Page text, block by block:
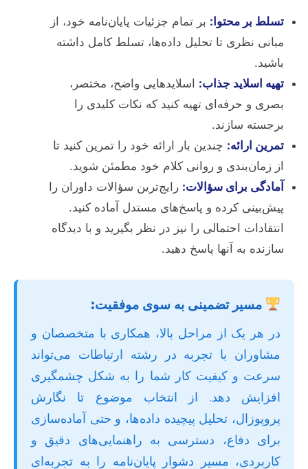
تسلط بر محتوا: بر تمام جزئیات پایان‌نامه خود، از
مبانی نظری تا تحلیل داده‌ها، تسلط کامل داشته
باشید.
تهیه اسلاید جذاب: اسلایدهایی واضح، مختصر،
بصری و حرفه‌ای تهیه کنید که نکات کلیدی را
برجسته سازند.
تمرین ارائه: چندین بار ارائه خود را تمرین کنید تا
از زمان‌بندی و روانی کلام خود مطمئن شوید.
آمادگی برای سؤالات: رایج‌ترین سؤالات داوران را
پیش‌بینی کرده و پاسخ‌های مستدل آماده کنید.
انتقادات احتمالی را نیز در نظر بگیرید و با دیدگاه
سازنده به آنها پاسخ دهید.
مسیر تضمینی به سوی موفقیت:
در هر یک از مراحل بالا، همکاری با متخصصان و
مشاوران با تجربه در رشته ارتباطات می‌تواند
سرعت و کیفیت کار شما را به شکل چشمگیری
افزایش دهد. از انتخاب موضوع تا نگارش
پروپوزال، تحلیل پیچیده داده‌ها، و حتی آماده‌سازی
برای دفاع، دسترسی به راهنمایی‌های دقیق و
کاربردی، مسیر دشوار پایان‌نامه را به تجربه‌ای